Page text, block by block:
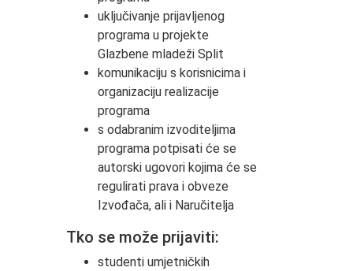
uključivanje prijavljenog
programa u projekte
Glazbene mladeži Split
komunikaciju s korisnicima i
organizaciju realizacije
programa
s odabranim izvoditeljima
programa potpisati će se
autorski ugovori kojima će se
regulirati prava i obveze
Izvođača, ali i Naručitelja
Tko se može prijaviti:
studenti umjetničkih